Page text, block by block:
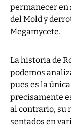
permanecer en
del Mold y
Megamycete.
La historia de
podemos
pues es la
precisamente
al contrario, su
sentados en